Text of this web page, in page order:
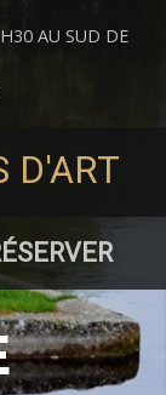
AU SUD DE
D'ART